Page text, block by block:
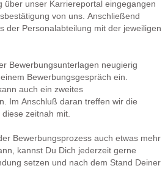
über unser Karriereportal eingegangen
von uns. Anschließend
der Personalabteilung mit der jeweiligen
Bewerbungsunterlagen neugierig
Bewerbungsgespräch ein.
auch ein zweites
Im Anschluß daran treffen wir die
zeitnah mit.
Bewerbungsprozess auch etwas mehr
kannst Du Dich jederzeit gerne
setzen und nach dem Stand Deiner